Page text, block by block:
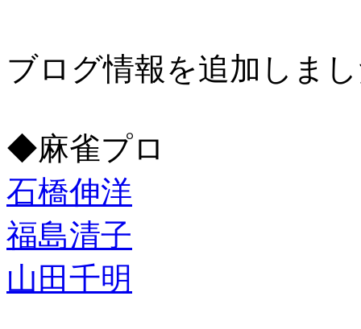
ブログ情報を追加しま
◆麻雀プロ
石橋伸洋
福島清子
山田千明